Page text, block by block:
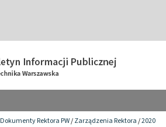
Dokumenty Rektora PW/Zarządzenia Rektora/2020